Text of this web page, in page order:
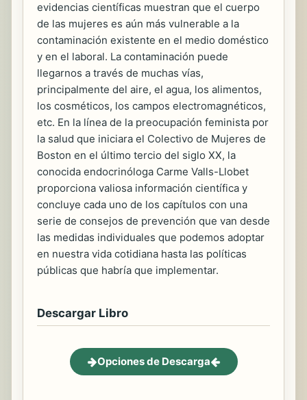
evidencias científicas muestran que el cuerpo
de las mujeres es aún más vulnerable a la
contaminación existente en el medio doméstico
y en el laboral. La contaminación puede
llegarnos a través de muchas vías,
principalmente del aire, el agua, los alimentos,
los cosméticos, los campos electromagnéticos,
etc. En la línea de la preocupación feminista por
la salud que iniciara el Colectivo de Mujeres de
Boston en el último tercio del siglo XX, la
conocida endocrinóloga Carme Valls-Llobet
proporciona valiosa información científica y
concluye cada uno de los capítulos con una
serie de consejos de prevención que van desde
las medidas individuales que podemos adoptar
en nuestra vida cotidiana hasta las políticas
públicas que habría que implementar.
Descargar Libro
Opciones de Descarga